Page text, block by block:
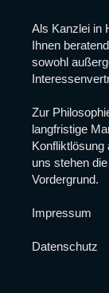
Als Kanzlei in
Ihnen
sowohl
Zur
langfristige
Konfliktlösung
uns stehen
Vordergrund.
Impressum
Datenschutz
funktioniert.
Statistiken
und die
Struktur der
Website
verbessern
können,
basierend
Nutzung der
Website.